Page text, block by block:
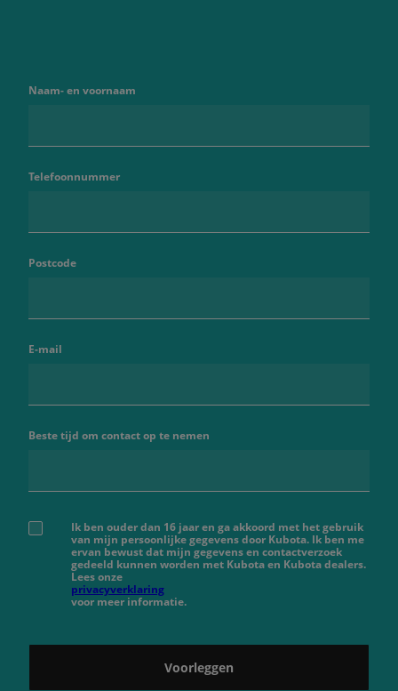
Naam- en voornaam
Telefoonnummer
Postcode
E-mail
Beste tijd om contact op te nemen
Ik ben ouder dan 16 jaar en ga akkoord met het gebruik
van mijn persoonlijke gegevens door Kubota. Ik ben me
ervan bewust dat mijn gegevens en contactverzoek
gedeeld kunnen worden met Kubota en Kubota dealers.
Lees onze
privacyverklaring
voor meer informatie.
Voorleggen